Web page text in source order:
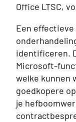
Office LTSC,
Een effectieve
identificeren.
Microsoft-
welke kunnen
goedkopere
je